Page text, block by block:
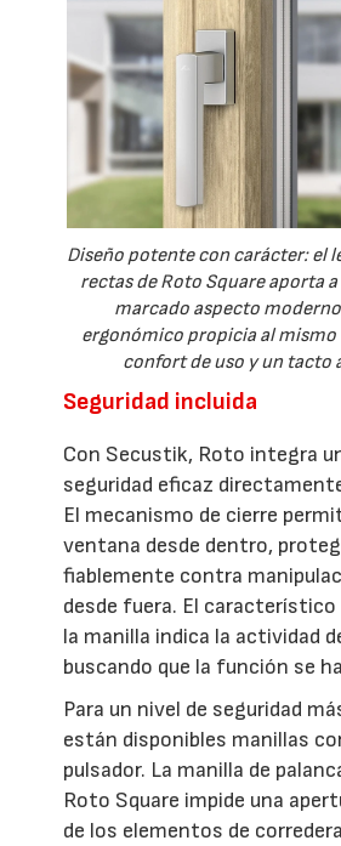
Diseño potente con carácter: el
rectas de Roto Square aporta
marcado aspecto
ergonómico propicia al
confort de uso y un tacto
Seguridad incluida
Con Secustik, Roto integra
seguridad eficaz
El mecanismo de cierre
ventana desde dentro,
fiablemente contra
desde fuera. El
la manilla indica la actividad
buscando que la función se
Para un nivel de seguridad
están disponibles manillas
pulsador. La manilla de
Roto Square impide una
de los elementos de